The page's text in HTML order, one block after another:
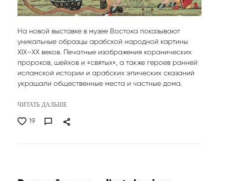
На новой выставке в музее Востока показывают
уникальные образцы арабской народной картины
XIX–XX веков. Печатные изображения коранических
пророков, шейхов и «святых», а также героев ранней
исламской истории и арабских эпических сказаний
украшали общественные места и частные дома.
ЧИТАТЬ ДАЛЬШЕ
19